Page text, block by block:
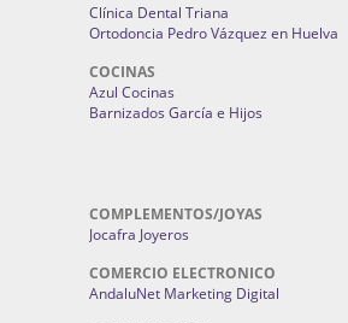
Clínica Dental Triana
Ortodoncia Pedro Vázquez en Huelva
COCINAS
Azul Cocinas
Barnizados García e Hijos
COMPLEMENTOS/JOYAS
Jocafra Joyeros
COMERCIO ELECTRONICO
AndaluNet Marketing Digital